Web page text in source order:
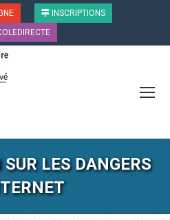
INSCRIPTIONS
LES DANGERS